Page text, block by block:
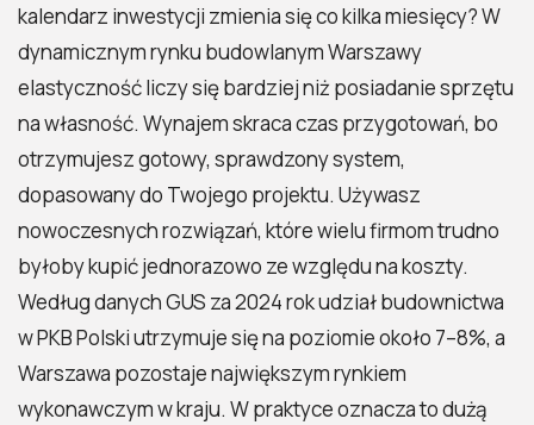
kalendarz inwestycji zmienia się co kilka miesięcy? W
dynamicznym rynku budowlanym Warszawy
elastyczność liczy się bardziej niż posiadanie sprzętu
na własność. Wynajem skraca czas przygotowań, bo
otrzymujesz gotowy, sprawdzony system,
dopasowany do Twojego projektu. Używasz
nowoczesnych rozwiązań, które wielu firmom trudno
byłoby kupić jednorazowo ze względu na koszty.
Według danych GUS za 2024 rok udział budownictwa
w PKB Polski utrzymuje się na poziomie około 7–8%, a
Warszawa pozostaje największym rynkiem
wykonawczym w kraju. W praktyce oznacza to dużą